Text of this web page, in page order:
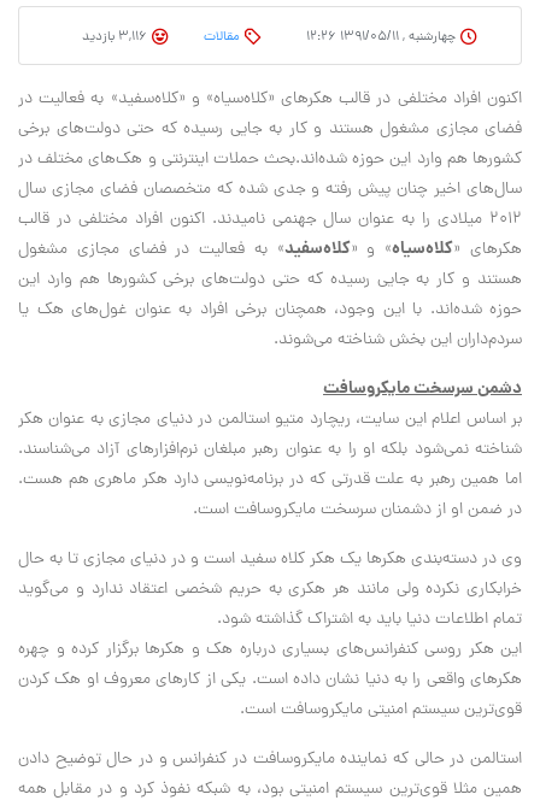
چهارشنبه , ۱۳۹۱/۰۵/۱۱ ۱۲:۲۶ مقالات
اكنون افراد مختلفي در قالب هكرهاي «كلاه‌سياه» و «كلاه‌سفيد» به فعاليت در
فضاي مجازي مشغول هستند و كار به جايي رسيده كه حتي دولت‌هاي برخي
كشورها هم وارد اين حوزه شده‌اند.بحث حملات اينترنتي و هك‌هاي مختلف در
سال‌هاي اخير چنان پيش رفته و جدي شده كه متخصصان فضاي مجازي سال
۲۰۱۲ ميلادي را به عنوان سال جهنمي ناميدند. اكنون افراد مختلفي در قالب
هكرهاي «كلاه‌سياه» و «كلاه‌سفيد» به فعاليت در فضاي مجازي مشغول
هستند و كار به جايي رسيده كه حتي دولت‌هاي برخي كشورها هم وارد اين
حوزه شده‌اند. با اين وجود، همچنان برخي افراد به عنوان غول‌هاي هك يا
سردم‌داران اين بخش شناخته مي‌شوند.
دشمن سرسخت مايكروسافت
بر اساس اعلام اين سايت، ریچارد متیو استالمن در دنیای مجازی به عنوان هکر
شناخته نمی‌شود بلکه او را به عنوان رهبر مبلغان نرم‌افزارهای آزاد می‌شناسند.
اما همین رهبر به علت قدرتی که در برنامه‌نویسی دارد هکر ماهری هم هست.
در ضمن او از دشمنان سرسخت مایکروسافت است.
وي در دسته‌بندی هکرها یک هکر کلاه سفید است و در دنیای مجازی تا به حال
خرابکاری نکرده ولی مانند هر هکری به حریم شخصی اعتقاد ندارد و می‌‌گوید
تمام اطلاعات دنیا باید به اشتراک گذاشته شود.
این هکر روسی کنفرانس‌های بسیاری درباره هک و هکرها برگزار کرده و چهره
هکرهای واقعی را به دنیا نشان داده است. یکی از کارهای معروف او هک کردن
قوی‌ترین سیستم امنیتی مایکروسافت است.
استالمن در حالی که نماینده مایکروسافت در کنفرانس و در حال توضیح دادن
همین مثلا قوی‌ترین سیستم امنیتی بود، به شبکه نفوذ کرد و در مقابل همه